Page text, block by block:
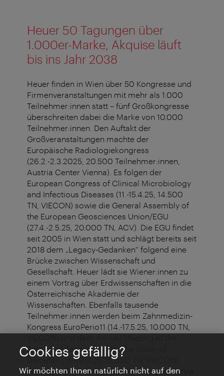
Heuer 50 Tagungen über
1.000er-Marke, Akquise läuft
bis ins Jahr 2038
Heuer finden in Wien über 50 Kongresse und
Firmenveranstaltungen mit mehr als 1.000
Teilnehmer:innen statt – fünf Großkongresse
überschreiten dabei die Marke von 10.000
Teilnehmer:innen. Den Auftakt der
Großveranstaltungen machte der
Europäische Radiologiekongress
(26.2.-2.3.2025, 20.500 Teilnehmer:innen,
Austria Center Vienna). Es folgen der
European Congress of Clinical Microbiology
and Infectious Diseases (11.-15.4.25, 14.500
TN, VIECON) sowie die General Assembly of
the European Geosciences Union/EGU
(27.4.-2.5.25, 20.000 TN, ACV). Die EGU findet
seit 2005 in Wien statt und schlägt bereits seit
2018 dem „Legacy-Gedanken“ folgend eine
Brücke zwischen Wissenschaft und
Gesellschaft. Heuer lädt sie Wiener:innen zu
einem Vortrag über Erdwissenschaften in die
Österreichische Akademie der
Wissenschaften. Ebenfalls tausende
Teilnehmer:innen werden beim Zahnmedizin-
Kongress EuroPerio11 (14.-17.5.25, 10.000 TN,
European Association for the Study of
Diabetes (16.-19.9.25, 15.000 TN, VIECON)
erwartet. „Allein im Vorjahr konnte das Vienna
Cookies gefällig?
Wir möchten Ihnen natürlich nicht auf den